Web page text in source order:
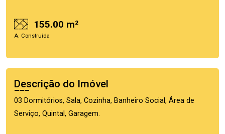
155.00 m²
A. Construída
Descrição do Imóvel
03 Dormitórios, Sala, Cozinha, Banheiro Social, Área de
Serviço, Quintal, Garagem.